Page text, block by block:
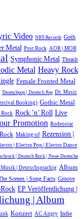
Video NRT-Records Goth
Metal Post Rock AOR | MOR
Symphonic Metal Thrash
Metal Heavy Rock
Female Fronted Metal
Deutschpop | Deutsch Pop Dr. Music
Booking) Gothic Metal
Rock Rock ’n’ Roll Live
Promotion Rodeostar
Making-of Rezension |
| Electro Pop | Electro Dance
| Deutsch Rock | Neue Deutsche
Musik |‎ Deutschsprachig Album
Scenes | Song Facts Groove
EP Veröffentlichung |
| Album
Konzert AC Angry Indie